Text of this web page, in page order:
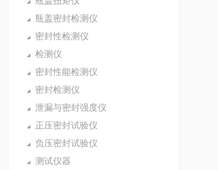
瓶盖密封检测仪
密封性检测仪
检测仪
密封性能检测仪
密封检测仪
泄漏与密封强度仪
正压密封试验仪
负压密封试验仪
测试仪器